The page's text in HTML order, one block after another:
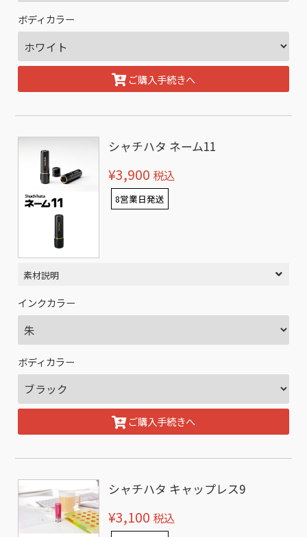
ボディカラー
ご購入手続きへ
シャチハタ ネーム11
¥3,900 税込
8営業日発送
素材説明
インクカラー
ボディカラー
ご購入手続きへ
シャチハタ キャップレス9
¥3,100 税込